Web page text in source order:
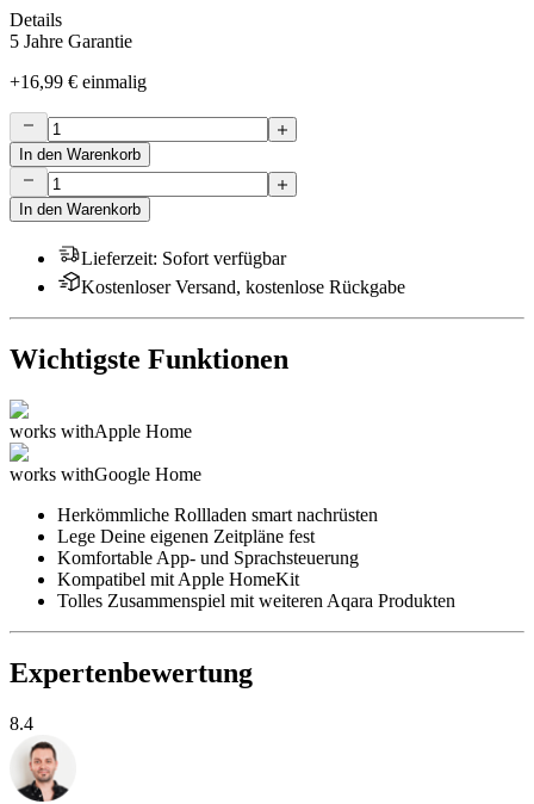
Details
5 Jahre Garantie
+16,99 € einmalig
In den Warenkorb
In den Warenkorb
Lieferzeit: Sofort verfügbar
Kostenloser Versand, kostenlose Rückgabe
Wichtigste Funktionen
works withApple Home
works withGoogle Home
Herkömmliche Rollladen smart nachrüsten
Lege Deine eigenen Zeitpläne fest
Komfortable App- und Sprachsteuerung
Kompatibel mit Apple HomeKit
Tolles Zusammenspiel mit weiteren Aqara Produkten
Expertenbewertung
8.4